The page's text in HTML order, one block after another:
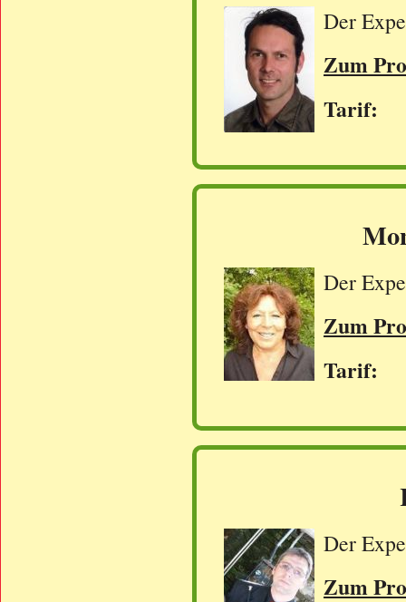
Der
Zum
Tarif:
Der
Zum
Tarif:
Der
Zum